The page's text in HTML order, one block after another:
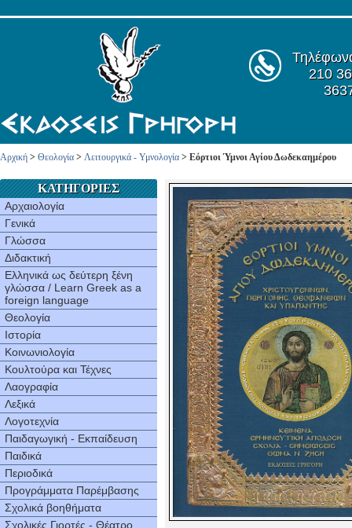
210
Αρχική > Θεολογία > Λειτουργικά - Υμνολογία > Εόρτιοι Ύμνοι Αγίου Δωδεκαημέρου
ΚΑΤΗΓΟΡΙΕΣ
Αρχαιολογία
Γενικά
Γλώσσα
Διδακτική
Ελληνικά ως δεύτερη ξένη
γλώσσα / Learn Greek as a
foreign language
Θεολογία
Ιστορία
Κοινωνιολογία
Κουλτούρα και Τέχνες
Λαογραφία
Λεξικά
Λογοτεχνία
Παιδαγωγική - Εκπαίδευση
Παιδικά
Περιοδικά
Προγράμματα Παρέμβασης
Σχολικά βοηθήματα
Σχολικές Γιορτές - Θέατρο